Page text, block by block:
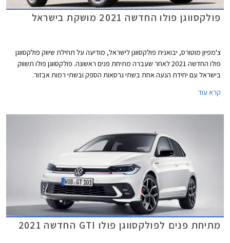
פולקסווגן פולו החדשה 2021 מושקת בישראל
צ'מפיון מוטורס, יבואנית פולקסווגן לישראל, מודיעה על תחילת שיווק פולקסווגן
פולו החדשה 2021 לאחר שעברה מתיחת פנים ראשונה. פולקסווגן פולו תשווק
בישראל עם יחידת הנעה אחת בשתי גרסאות הספק ובשתי רמות אבזור.
קרא עוד
מתיחת פנים לפולקסווגן פולו GTI החדשה 2021